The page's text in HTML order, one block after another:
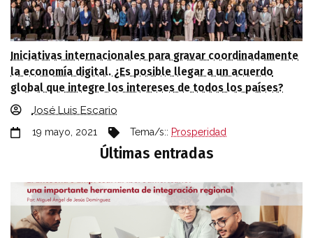
Iniciativas internacionales para gravar coordinadamente
la economía digital. ¿Es posible llegar a un acuerdo
global que integre los intereses de todos los países?
José Luis Escario
19 mayo, 2021 Tema/s:: Prosperidad
Últimas entradas